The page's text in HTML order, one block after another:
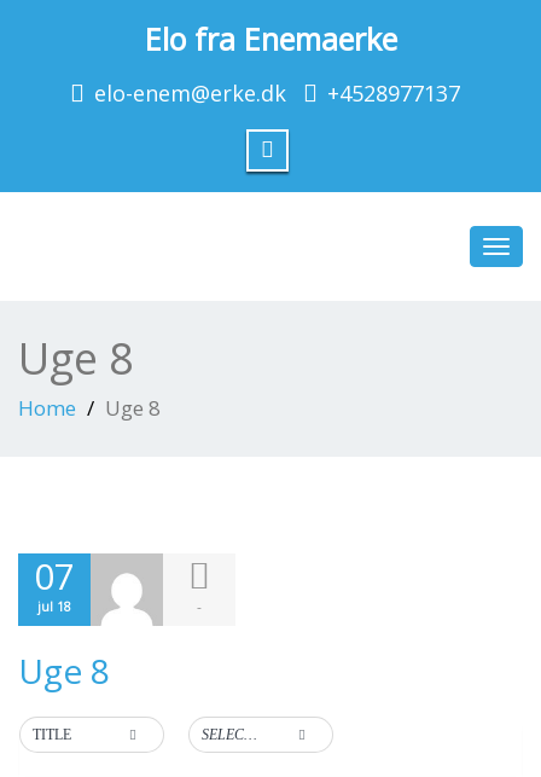
Elo fra Enemaerke
elo-enem@erke.dk +4528977137
Uge 8
Home Uge 8
07
jul 18 -
Uge 8
TITLE SELECT TAG